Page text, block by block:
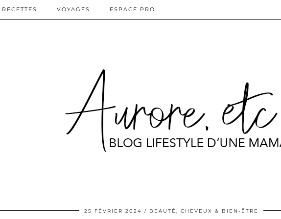
VOYAGES ESPACE PRO
25 FÉVRIER 2024 BEAUTÉ, CHEVEUX & BIEN-ÊTRE